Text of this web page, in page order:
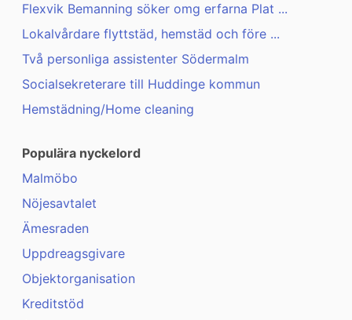
Flexvik Bemanning söker omg erfarna Plat ...
Lokalvårdare flyttstäd, hemstäd och före ...
Två personliga assistenter Södermalm
Socialsekreterare till Huddinge kommun
Hemstädning/Home cleaning
Populära nyckelord
Malmöbo
Nöjesavtalet
Ämesraden
Uppdreagsgivare
Objektorganisation
Kreditstöd